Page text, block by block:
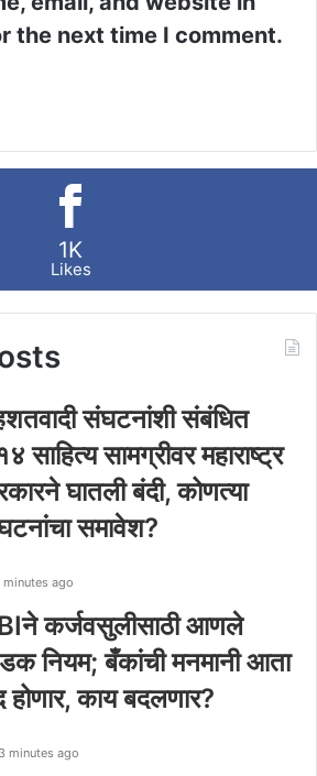
the next time I comment.
1K
Likes
संघटनांशी संबंधित
साहित्य सामग्रीवर महाराष्ट्र
घातली बंदी, कोणत्या
समावेश?
minutes ago
कर्जवसुलीसाठी आणले
नियम; बँकांची मनमानी आता
होणार, काय बदलणार?
minutes ago